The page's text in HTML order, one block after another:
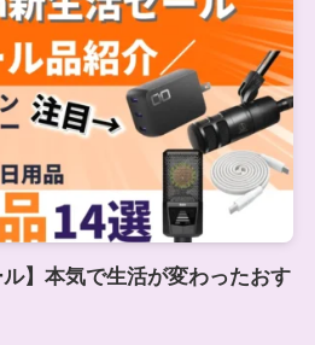
】本気で生活が変わったおす